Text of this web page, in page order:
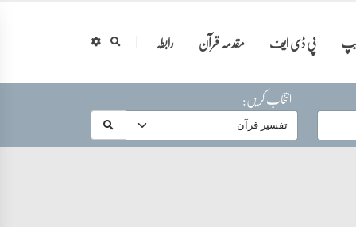
پی ڈی ایف مقدمہ قرآن
رابطہ
انتخاب کریں: